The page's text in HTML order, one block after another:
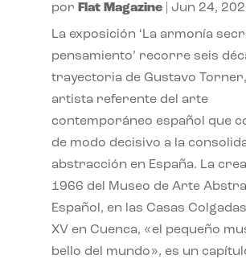
por Flat Magazine| Jun 24,
La exposición ‘La armonía
pensamiento’ recorre seis
trayectoria de Gustavo
artista referente del arte
contemporáneo español que
de modo decisivo a la
abstracción en España. La
1966 del Museo de Arte
Español, en las Casas
XV en Cuenca, «el pequeño
bello del mundo», es un